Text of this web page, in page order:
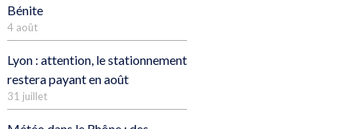
Bénite
4 août
Lyon : attention, le stationnement
restera payant en août
31 juillet